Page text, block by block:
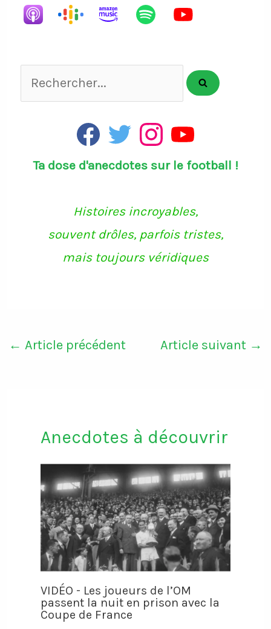
Rechercher...
F
a
e
T
t
I
n
t
m
Y
T
Ta dose d'anecdotes sur le football !
Histoires incroyables,
souvent drôles, parfois tristes,
mais toujours véridiques
← Article précédent Article suivant →
Anecdotes à découvrir
VIDÉO - Les joueurs de l’OM
passent la nuit en prison avec la
Coupe de France